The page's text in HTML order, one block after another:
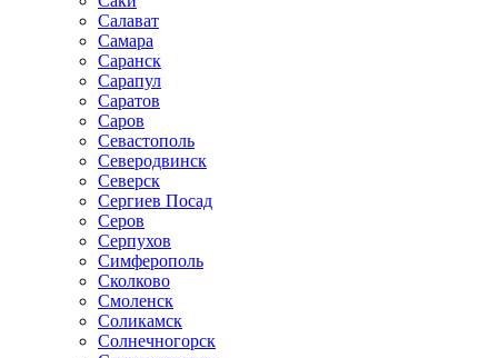
Салават
Самара
Саранск
Сарапул
Саратов
Саров
Севастополь
Северодвинск
Северск
Сергиев Посад
Серов
Серпухов
Симферополь
Сколково
Смоленск
Соликамск
Солнечногорск